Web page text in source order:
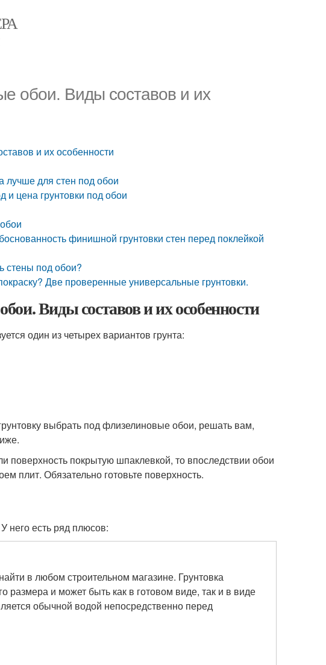
обои. Виды составов и их
и их особенности
лучше для стен под обои
и цена грунтовки под обои
финишной грунтовки стен перед поклейкой
стены под обои?
Две проверенные универсальные грунтовки.
Виды составов и их особенности
один из четырех вариантов грунта:
выбрать под флизелиновые обои, решать вам,
поверхность покрытую шпаклевкой, то впоследствии обои
плит. Обязательно готовьте поверхность.
него есть ряд плюсов:
в любом строительном магазине. Грунтовка
размера и может быть как в готовом виде, так и в виде
обычной водой непосредственно перед